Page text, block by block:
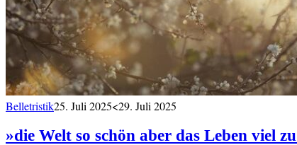
Belletristik25. Juli 2025<29. Juli 2025
»die Welt so schön aber das Leben viel